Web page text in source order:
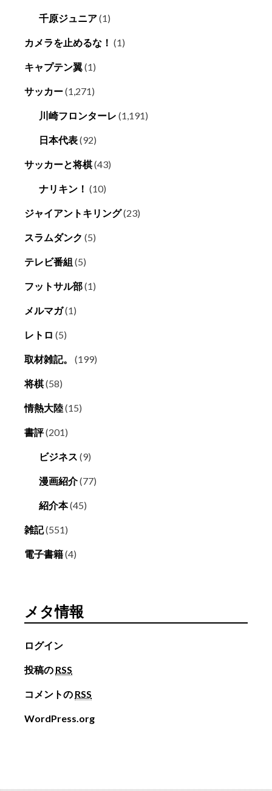
千原ジュニア(1)
カメラを止めるな！ (1)
キャプテン翼(1)
サッカー(1,271)
川崎フロンターレ (1,191)
日本代表(92)
サッカーと将棋(43)
ナリキン！ (10)
ジャイアントキリング(23)
スラムダンク (5)
テレビ番組 (5)
フットサル部(1)
メルマガ(1)
レトロ (5)
取材雑記。 (199)
将棋(58)
情熱大陸(15)
書評(201)
ビジネス (9)
漫画紹介(77)
紹介本(45)
雑記(551)
電子書籍(4)
メタ情報
ログイン
投稿の RSS
コメントの RSS
WordPress.org